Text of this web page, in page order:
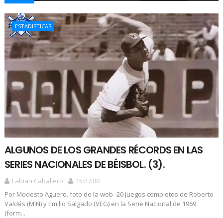
ESTADISTICAS
ALGUNOS DE LOS GRANDES RÉCORDS EN LAS
SERIES NACIONALES DE BÉISBOL. (3).
Fabian Caballero
15:27:00
Por Modesto Aguero. foto de la web -20 juegos completos de Roberto
Valdés (MIN) y Emilio Salgado (VEG) en la Serie Nacional de 1969
(form...